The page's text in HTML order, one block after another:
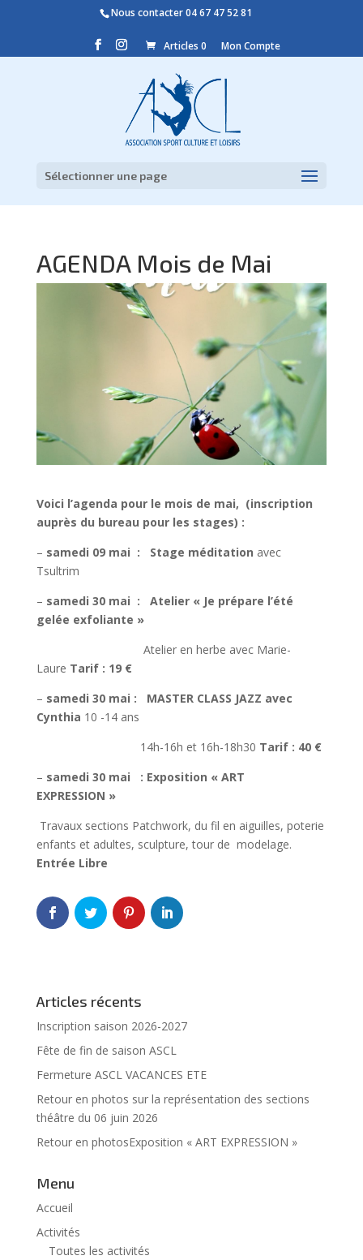
Nous contacter04 67 47 52 81
Articles 0 Mon Compte
Sélectionner une page
AGENDA Mois de Mai
Voici l’agenda pour le mois de mai, (inscription
auprès du bureau pour les stages) :
– samedi 09 mai : Stage méditation avec
Tsultrim
– samedi 30 mai :
Atelier « Je prépare l’été
gelée exfoliante »
Atelier en herbe avec Marie-
Laure Tarif : 19 €
– samedi 30 mai :
MASTER CLASS JAZZ avec
Cynthia 10 -14 ans
14h-16h et 16h-18h30 Tarif : 40 €
– samedi 30 mai : Exposition « ART
EXPRESSION »
Travaux sections Patchwork, du fil en aiguilles, poterie
enfants et adultes, sculpture, tour de modelage.
Entrée Libre
Articles récents
Inscription saison 2026-2027
Fête de fin de saison ASCL
Fermeture ASCL VACANCES ETE
Retour en photos sur la représentation des sections
théâtre du 06 juin 2026
Retour en photosExposition « ART EXPRESSION »
Menu
Accueil
Activités
Toutes les activités